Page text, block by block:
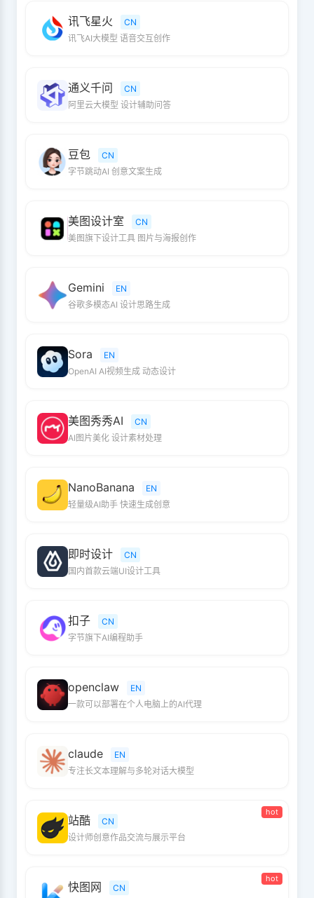
讯飞星火
CN
讯飞AI大模型 语音交互创作
通义千问
CN
阿里云大模型 设计辅助问答
豆包
CN
字节跳动AI 创意文案生成
美图设计室
CN
美图旗下设计工具 图片与海报创作
Gemini
EN
谷歌多模态AI 设计思路生成
Sora
EN
OpenAI AI视频生成 动态设计
美图秀秀AI
CN
AI图片美化 设计素材处理
NanoBanana
EN
轻量级AI助手 快速生成创意
即时设计
CN
国内首款云端UI设计工具
扣子
CN
字节旗下AI编程助手
openclaw
EN
一款可以部署在个人电脑上的AI代理
claude
EN
专注长文本理解与多轮对话大模型
hot
站酷
CN
设计师创意作品交流与展示平台
hot
快图网
CN